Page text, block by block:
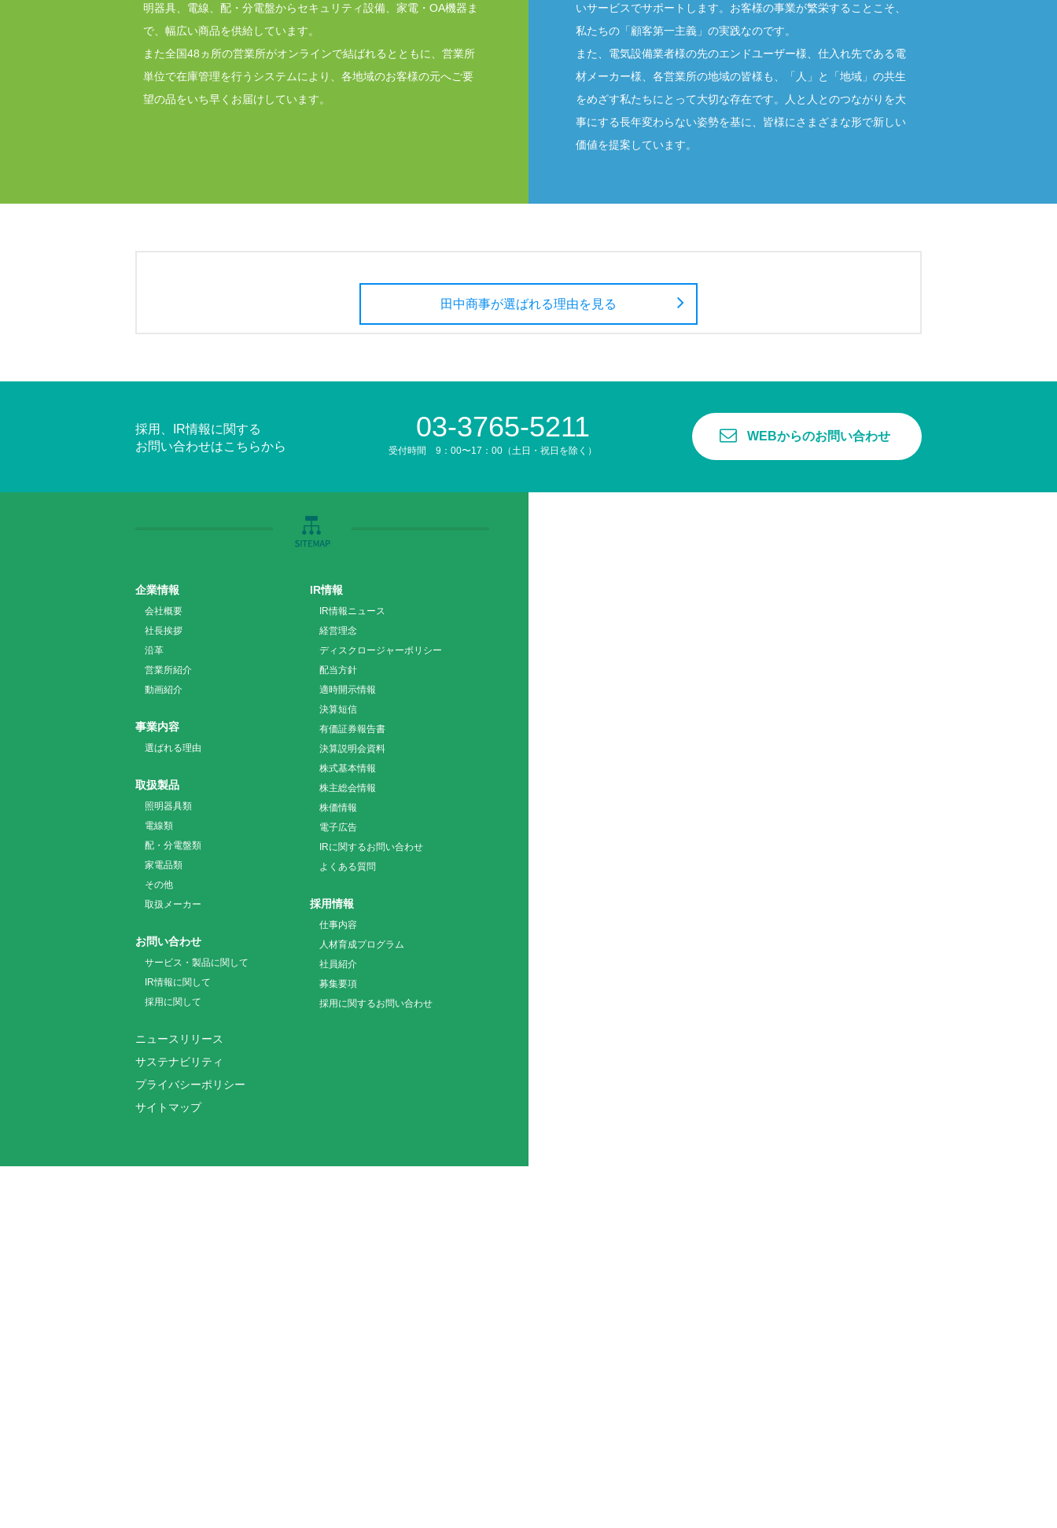
明器具、電線、配・分電盤からセキュリティ設備、家電・OA機器ま
で、幅広い商品を供給しています。
また全国48ヵ所の営業所がオンラインで結ばれるとともに、営業所
単位で在庫管理を行うシステムにより、各地域のお客様の元へご要
望の品をいち早くお届けしています。
いサービスでサポートします。お客様の事業が繁栄することこそ、
私たちの「顧客第一主義」の実践なのです。
また、電気設備業者様の先のエンドユーザー様、仕入れ先である電
材メーカー様、各営業所の地域の皆様も、「人」と「地域」の共生
をめざす私たちにとって大切な存在です。人と人とのつながりを大
事にする長年変わらない姿勢を基に、皆様にさまざまな形で新しい
価値を提案しています。
田中商事が選ばれる理由を見る
採用、IR情報に関する
お問い合わせはこちらから
03-3765-5211
受付時間 9：00〜17：00（土日・祝日を除く）
WEBからのお問い合わせ
企業情報
会社概要
社長挨拶
沿革
営業所紹介
動画紹介
事業内容
選ばれる理由
取扱製品
照明器具類
電線類
配・分電盤類
家電品類
その他
取扱メーカー
お問い合わせ
サービス・製品に関して
IR情報に関して
採用に関して
ニュースリリース
サステナビリティ
プライバシーポリシー
サイトマップ
IR情報
IR情報ニュース
経営理念
ディスクロージャーポリシー
配当方針
適時開示情報
決算短信
有価証券報告書
決算説明会資料
株式基本情報
株主総会情報
株価情報
電子広告
IRに関するお問い合わせ
よくある質問
採用情報
仕事内容
人材育成プログラム
社員紹介
募集要項
採用に関するお問い合わせ